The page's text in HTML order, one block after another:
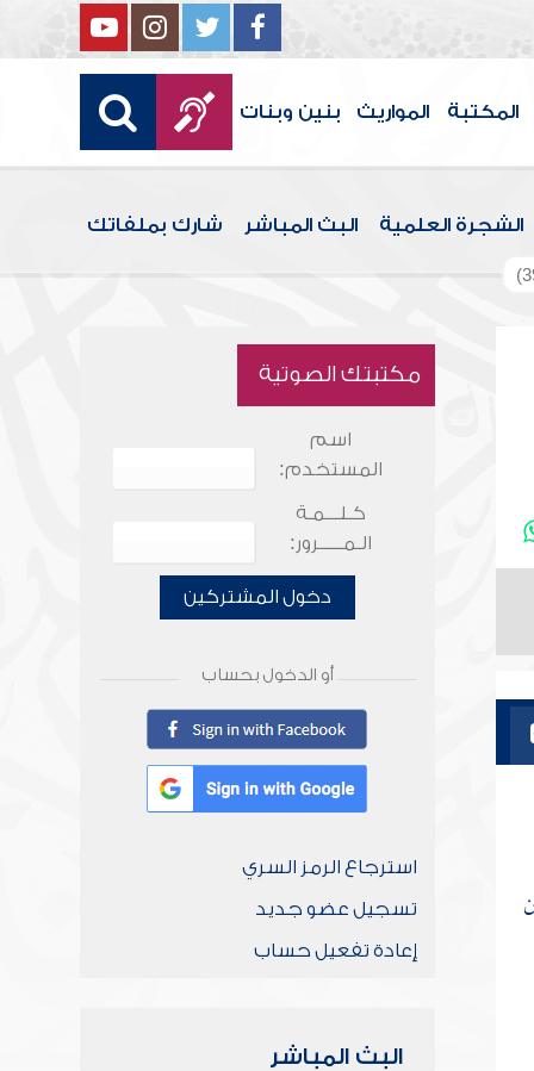
المكتبة المواريث بنين وبنات
الشجرة العلمية البث المباشر شارك بملفاتك
مكتبتك الصوتية
اسم
المستخدم:
كـلـــمـة
الـمـــــرور:
دخول المشتركين
أو الدخول بحساب
استرجاع الرمز السري
تسجيل عضو جديد
إعادة تفعيل حساب
البث المباشر